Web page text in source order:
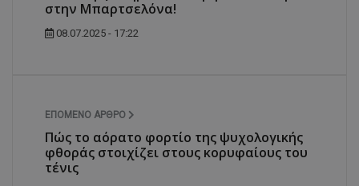
στην Μπαρτσελόνα!
08.07.2025 - 17:22
ΕΠΌΜΕΝΟ ΆΡΘΡΟ
Πώς το αόρατο φορτίο της ψυχολογικής
φθοράς στοιχίζει στους κορυφαίους του
τένις